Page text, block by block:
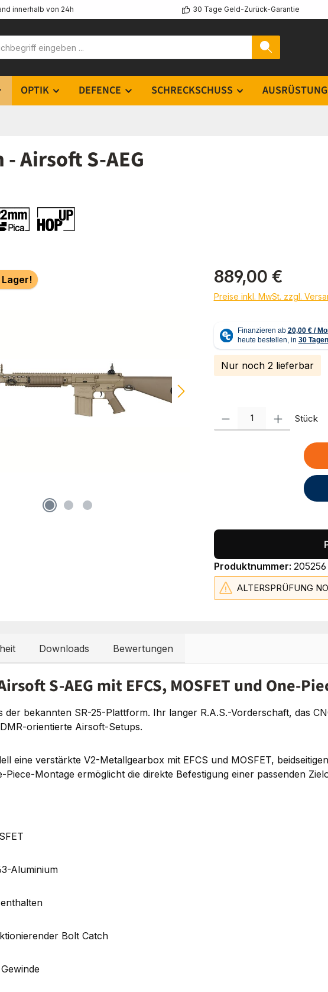
innerhalb von 24h 30 Tage Geld-Zurück-Garantie
OPTIK DEFENCE SCHRECKSCHUSS AUSRÜSTUNG
- Airsoft S-AEG
Regulärer Preis:
889,00 €
Preise inkl. MwSt. zzgl.
Nur noch 2 lieferbar
Produkt Anzahl: Gib den
Stück
Produktnummer: 205256
ALTERSPRÜFUNG
Downloads Bewertungen
S-AEG mit EFCS, MOSFET und One-
der bekannten SR-25-Plattform. Ihr langer R.A.S.-Vorderschaft, das
orientierte Airsoft-Setups.
eine verstärkte V2-Metallgearbox mit EFCS und MOSFET,
Montage ermöglicht die direkte Befestigung einer passenden
Aluminium
Bolt Catch